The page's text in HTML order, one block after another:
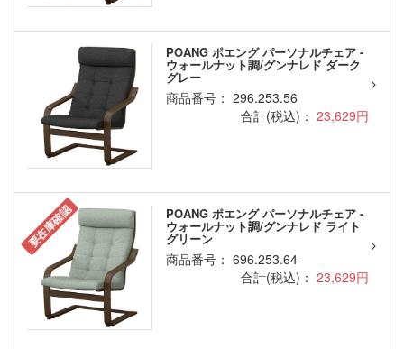
POANG ポエング パーソナルチェア -
ウォールナット調/グンナレド ダーク
グレー
商品番号： 296.253.56
合計(税込)： 23,629円
要在庫確認 POANG ポエング パーソナルチェア -
ウォールナット調/グンナレド ライト
グリーン
商品番号： 696.253.64
合計(税込)： 23,629円